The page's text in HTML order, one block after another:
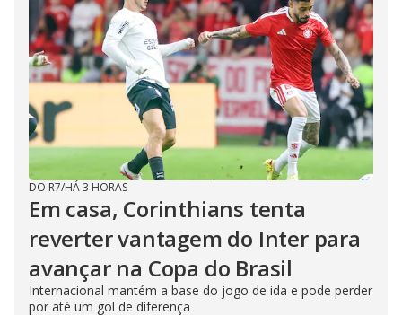
DO R7/HÁ 3 HORAS
Em casa, Corinthians tenta
reverter vantagem do Inter para
avançar na Copa do Brasil
Internacional mantém a base do jogo de ida e pode perder
por até um gol de diferença